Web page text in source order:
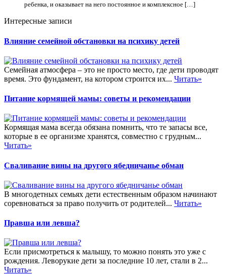
ребенка, и оказывает на него постоянное и комплексное […]
Интересные записи
Влияние семейной обстановки на психику детей
Семейная атмосфера – это не просто место, где дети проводят
время. Это фундамент, на котором строится их... Читать»
Питание кормящей мамы: советы и рекомендации
Кормящая мама всегда обязана помнить, что те запасы все,
которые в ее организме хранятся, совместно с грудным...
Читать»
Сваливание вины на другого ябедничанье обман
В многодетных семьях дети естественным образом начинают
соревноваться за право получить от родителей... Читать»
Правша или левша?
Если присмотреться к малышу, то можно понять это уже с
рождения. Леворукие дети за последние 10 лет, стали в 2...
Читать»